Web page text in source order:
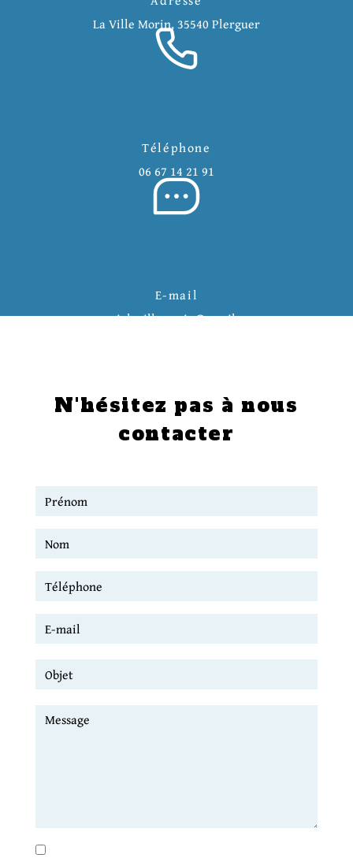
La Ville Morin, 35540 Plerguer
Téléphone
06 67 14 21 91
E-mail
ecurielavillemorin@gmail.com
N'hésitez pas à nous
contacter